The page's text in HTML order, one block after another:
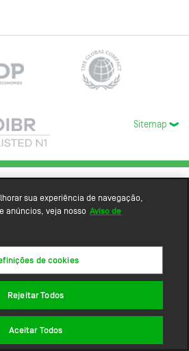
Sitemap
sua experiência de navegação,
anúncios, veja nosso Aviso de
de cookies
Rejeitar Todos
Aceitar Todos